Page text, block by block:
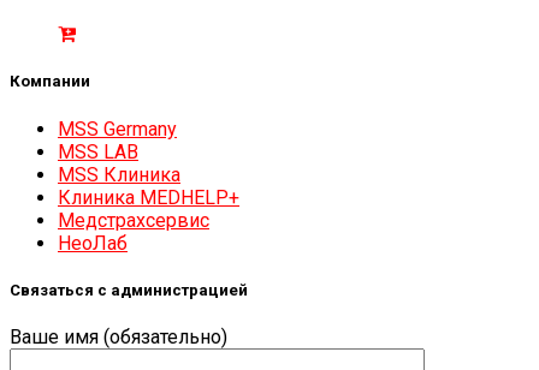
Компании
MSS Germany
MSS LAB
MSS Клиника
Клиника MEDHELP+
Медстрахсервис
НеоЛаб
Связаться с администрацией
Ваше имя (обязательно)